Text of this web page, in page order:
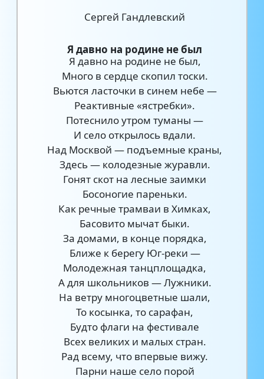
Сергей Гандлевский
Я давно на родине не был
Я давно на родине не был,
Много в сердце скопил тоски.
Вьются ласточки в синем небе —
Реактивные «ястребки».
Потеснило утром туманы —
И село открылось вдали.
Над Москвой — подъемные краны,
Здесь — колодезные журавли.
Гонят скот на лесные заимки
Босоногие пареньки.
Как речные трамваи в Химках,
Басовито мычат быки.
За домами, в конце порядка,
Ближе к берегу Юг-реки —
Молодежная танцплощадка,
А для школьников — Лужники.
На ветру многоцветные шали,
То косынка, то сарафан,
Будто флаги на фестивале
Всех великих и малых стран.
Рад всему, что впервые вижу.
Парни наше село порой